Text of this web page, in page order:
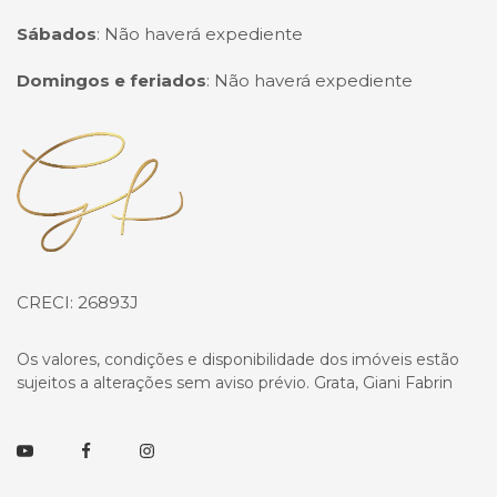
Sábados: Não haverá expediente
Domingos e feriados: Não haverá expediente
Página inicial
CRECI: 26893J
Os valores, condições e disponibilidade dos imóveis estão
sujeitos a alterações sem aviso prévio. Grata, Giani Fabrin
YoutubeFacebookInstagram